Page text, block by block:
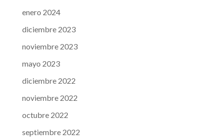
enero 2024
diciembre 2023
noviembre 2023
mayo 2023
diciembre 2022
noviembre 2022
octubre 2022
septiembre 2022